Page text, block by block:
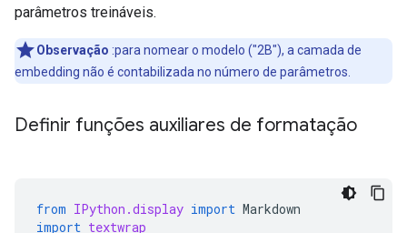
parâmetros treináveis.
Observação :para nomear o modelo ("2B"), a camada de
embedding não é contabilizada no número de parâmetros.
Definir funções auxiliares de formatação
from IPython.display import Markdown
import textwrap